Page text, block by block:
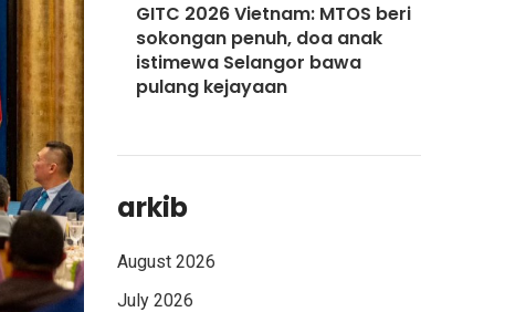
GITC 2026 Vietnam: MTOS beri
sokongan penuh, doa anak
istimewa Selangor bawa
pulang kejayaan
arkib
August 2026
July 2026